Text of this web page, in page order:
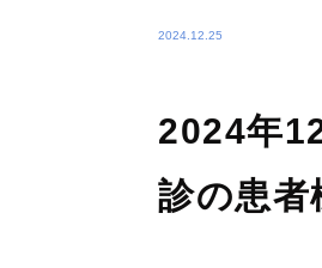
2024.12.25
2024年
診の患者